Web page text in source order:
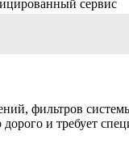
сервис
фильтров
и требует